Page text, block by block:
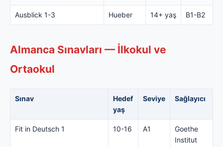
Ausblick 1-3 Hueber 14+ yaş B1-B2
Almanca Sınavları — İlkokul ve
Ortaokul
Sınav
Hedef
yaş
Seviye Sağlayıcı
Fit in Deutsch 1 10-16 A1
Goethe
Institut